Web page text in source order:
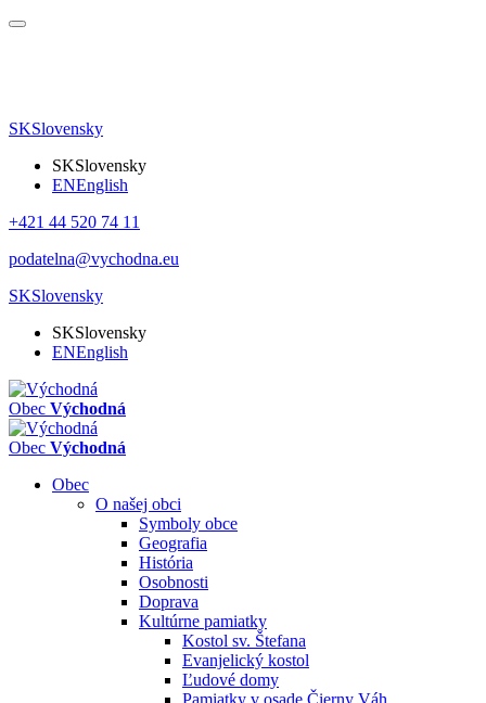
SKSlovensky
SKSlovensky
ENEnglish
+421 44 520 74 11
podatelna@vychodna.eu
SKSlovensky
SKSlovensky
ENEnglish
Obec Východná
Obec Východná
Obec
O našej obci
Symboly obce
Geografia
História
Osobnosti
Doprava
Kultúrne pamiatky
Kostol sv. Štefana
Evanjelický kostol
Ľudové domy
Pamiatky v osade Čierny Váh